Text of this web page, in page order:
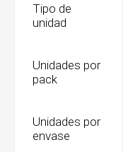
Tipo de
unidad
Unidades por
pack
Unidades por
envase